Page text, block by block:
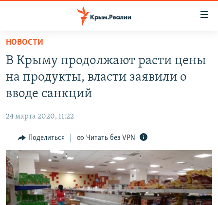
Вернуться
основному
содержанию
Вернутся
главной
навигации
Вернутся
поиску
СПЕЦПРОЕКТЫ
11 ЛЕТ ОККУПАЦИИ КРЫМА. 11 ИСТОРИЙ СОПРОТИВЛЕНИЯ
ЕЩЕ
ИНТЕРАКТИВ
ИНФОГРАФИКА
ТЕЛЕПРОЕКТ КРЫМ.РЕАЛИИ
СОВЕТЫ ПРАВОЗАЩИТНИКОВ
РАДІО СВОБОДА
КАК ОБОЙТИ БЛОКИРОВКУ
Українською
Qırımtatar
НОВОСТИ
В Крыму продолжают расти цены
на продукты, власти заявили о
вводе санкций
24 марта 2020, 11:22
Поделиться Читать без VPN